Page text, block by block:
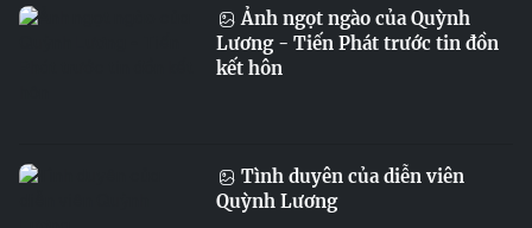
Ảnh ngọt ngào của Quỳnh
Lương - Tiến Phát trước tin đồn
kết hôn
Tình duyên của diễn viên
Quỳnh Lương